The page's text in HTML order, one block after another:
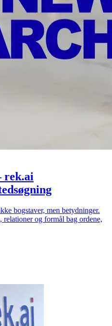
rek.ai
bogstaver, men betydninger.
relationer og formål bag ordene,